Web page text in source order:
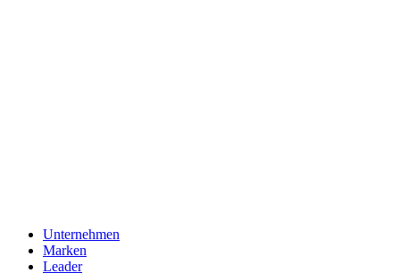
Unternehmen
Marken
Leader